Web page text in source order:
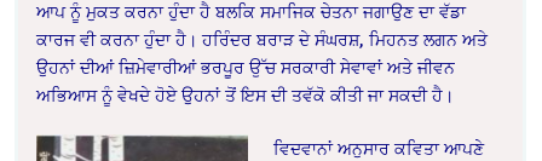
ਆਪ ਨੂੰ ਮੁਕਤ ਕਰਨਾ ਹੁੰਦਾ ਹੈ ਬਲਕਿ ਸਮਾਜਿਕ ਚੇਤਨਾ ਜਗਾਉਣ ਦਾ ਵੱਡਾ
ਕਾਰਜ ਵੀ ਕਰਨਾ ਹੁੰਦਾ ਹੈ। ਹਰਿੰਦਰ ਬਰਾੜ ਦੇ ਸੰਘਰਸ਼, ਮਿਹਨਤ ਲਗਨ ਅਤੇ
ਉਹਨਾਂ ਦੀਆਂ ਜ਼ਿਮੇਵਾਰੀਆਂ ਭਰਪੂਰ ਉੱਚ ਸਰਕਾਰੀ ਸੇਵਾਵਾਂ ਅਤੇ ਜੀਵਨ
ਅਭਿਆਸ ਨੂੰ ਵੇਖਦੇ ਹੋਏ ਉਹਨਾਂ ਤੋਂ ਇਸ ਦੀ ਤਵੱਕੋ ਕੀਤੀ ਜਾ ਸਕਦੀ ਹੈ।
ਵਿਦਵਾਨਾਂ ਅਨੁਸਾਰ ਕਵਿਤਾ ਆਪਣੇ